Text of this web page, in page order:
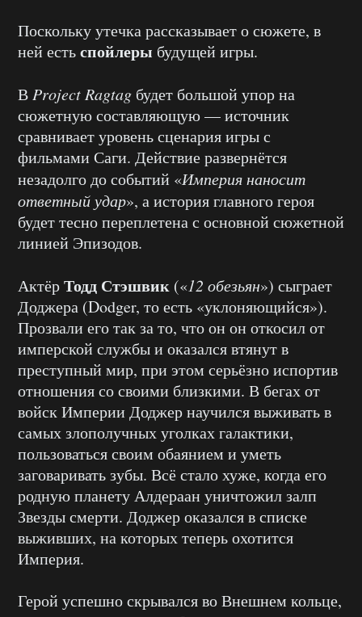
Поскольку утечка рассказывает о сюжете, в
ней естьспойлеры будущей игры.
В Project Ragtag будет большой упор на
сюжетную составляющую — источник
сравнивает уровень сценария игры с
фильмами Саги. Действие развернётся
незадолго до событий «Империя наносит
ответный удар», а история главного героя
будет тесно переплетена с основной сюжетной
линией Эпизодов.
АктёрТодд Стэшвик («12 обезьян») сыграет
Доджера (Dodger, то есть «уклоняющийся»).
Прозвали его так за то, что он он откосил от
имперской службы и оказался втянут в
преступный мир, при этом серьёзно испортив
отношения со своими близкими. В бегах от
войск Империи Доджер научился выживать в
самых злополучных уголках галактики,
пользоваться своим обаянием и уметь
заговаривать зубы. Всё стало хуже, когда его
родную планету Алдераан уничтожил залп
Звезды смерти. Доджер оказался в списке
выживших, на которых теперь охотится
Империя.
Герой успешно скрывался во Внешнем кольце,